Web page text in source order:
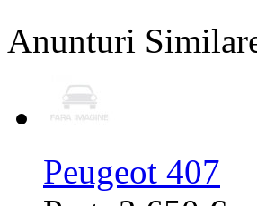
Anunturi
Peugeot 407